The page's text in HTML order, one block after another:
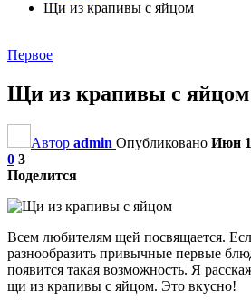
Щи из крапивы с яйцом
Первое
Щи из крапивы с яйцом
Автор admin Опубликовано Июн
0 3
Поделится
Всем любителям щей посвящается.
разнообразить привычные первые
появится такая возможность. Я
щи из крапивы с яйцом. Это вкусно!